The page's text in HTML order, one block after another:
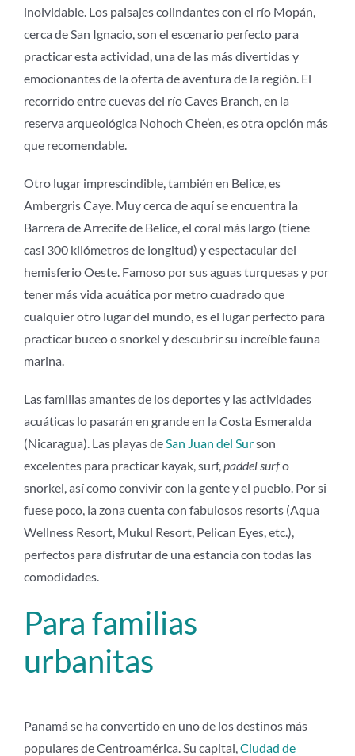
inolvidable. Los paisajes colindantes con el río Mopán,
cerca de San Ignacio, son el escenario perfecto para
practicar esta actividad, una de las más divertidas y
emocionantes de la oferta de aventura de la región. El
recorrido entre cuevas del río Caves Branch, en la
reserva arqueológica Nohoch Che’en, es otra opción más
que recomendable.
Otro lugar imprescindible, también en Belice, es
Ambergris Caye. Muy cerca de aquí se encuentra la
Barrera de Arrecife de Belice, el coral más largo (tiene
casi 300 kilómetros de longitud) y espectacular del
hemisferio Oeste. Famoso por sus aguas turquesas y por
tener más vida acuática por metro cuadrado que
cualquier otro lugar del mundo, es el lugar perfecto para
practicar buceo o snorkel y descubrir su increíble fauna
marina.
Las familias amantes de los deportes y las actividades
acuáticas lo pasarán en grande en la Costa Esmeralda
(Nicaragua). Las playas de San Juan del Surson
excelentes para practicar kayak, surf, paddel surfo
snorkel, así como convivir con la gente y el pueblo. Por si
fuese poco, la zona cuenta con fabulosos resorts (Aqua
Wellness Resort, Mukul Resort, Pelican Eyes, etc.),
perfectos para disfrutar de una estancia con todas las
comodidades.
Para familias
urbanitas
Panamá se ha convertido en uno de los destinos más
populares de Centroamérica. Su capital, Ciudad de